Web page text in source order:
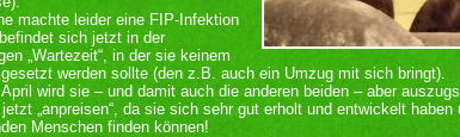
machte leider eine FIP-Infektion
sich jetzt in der
„Wartezeit“, in der sie keinem
werden sollte (den z.B. auch ein Umzug mit sich bringt).
wird sie – und damit auch die anderen beiden – aber
„anpreisen“, da sie sich sehr gut erholt und entwickelt
Menschen finden können!